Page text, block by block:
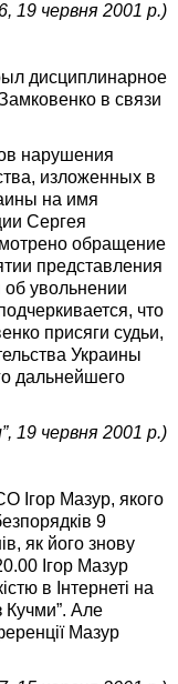
19 червня 2001 р.)
дисциплинарное
в связи
нарушения
изложенных в
на имя
Сергея
обращение
представления
увольнении
что
присяги судьи,
Украины
дальнейшего
19 червня 2001 р.)
Ігор Мазур, якого
9
як його знову
Ігор Мазур
в Інтернеті на
Кучми”. Але
Мазур